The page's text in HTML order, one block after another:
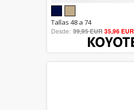
out of 5
Tallas 48 a 74
Desde: 39,95 EUR35,96 EUR